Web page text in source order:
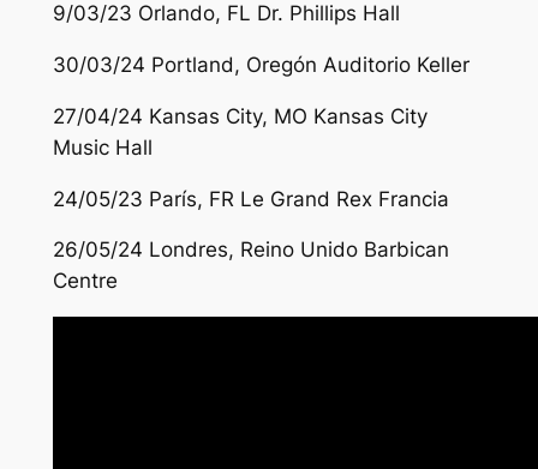
9/03/23 Orlando, FL Dr. Phillips Hall
30/03/24 Portland, Oregón Auditorio Keller
27/04/24 Kansas City, MO Kansas City
Music Hall
24/05/23 París, FR Le Grand Rex Francia
26/05/24 Londres, Reino Unido Barbican
Centre